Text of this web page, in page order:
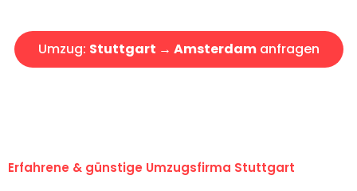
Umzug: Stuttgart → Amsterdamanfragen
Erfahrene & günstige Umzugsfirma Stuttgart